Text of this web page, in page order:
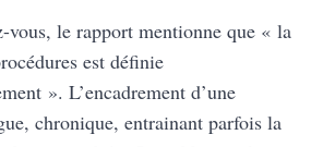
vous, le rapport mentionne que « la
est définie
». L’encadrement d’une
chronique, entrainant parfois la